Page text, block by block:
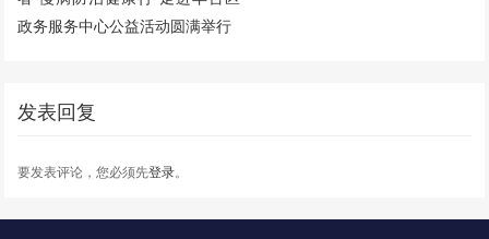
政务服务中心公益活动圆满举行
发表回复
要发表评论，您必须先登录。